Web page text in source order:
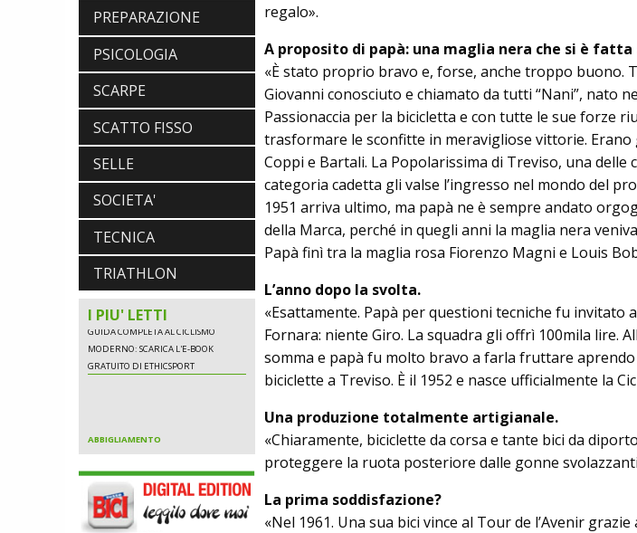
PREPARAZIONE
PSICOLOGIA
SCARPE
SCATTO FISSO
SELLE
SOCIETA'
TECNICA
TRIATHLON
I PIU' LETTI
NALINI. APPUNTAMENTO A IBF PER
CON AIRBAG INTEGRATO
BICICLETTE
LOOK. LA NUOVA 785 HUEZ RS,
LEGGEREZZA ASSOLUTA E CARATTERE
PER DOMINARE LE VETTE PIU' DURE
POLINI E-P3+ CAMPIONE DEL MONDO
MORETTINI E FILIPPO COLARUSSO
ALIMENTAZIONE
GUIDA COMPLETA AL CICLISMO
MODERNO: SCARICA L'E-BOOK
GRATUITO DI ETHICSPORT
SCOPRIRE IL PRIMO PANTALONCINO
CON AIRBAG INTEGRATO
BICICLETTE
LOOK. LA NUOVA 785 HUEZ RS,
LEGGEREZZA ASSOLUTA E CARATTERE
PER DOMINARE LE VETTE PIU' DURE
regalo».
A proposito di papà: una maglia nera che si è
«È stato proprio bravo e, forse, anche troppo buono.
Giovanni conosciuto e chiamato da tutti “Nani”, nato
Passionaccia per la bicicletta e con tutte le sue forze
trasformare le sconfitte in meravigliose vittorie.
Coppi e Bartali. La Popolarissima di Treviso, una delle
categoria cadetta gli valse l’ingresso nel mondo del
1951 arriva ultimo, ma papà ne è sempre andato
della Marca, perché in quegli anni la maglia nera
Papà finì tra la maglia rosa Fiorenzo Magni e Louis
L’anno dopo la svolta.
«Esattamente. Papà per questioni tecniche fu invitato
Fornara: niente Giro. La squadra gli offrì 100mila lire.
somma e papà fu molto bravo a farla fruttare
biciclette a Treviso. È il 1952 e nasce ufficialmente la
Una produzione totalmente artigianale.
«Chiaramente, biciclette da corsa e tan­te bici da
proteggere la ruota posteriore dalle gonne
La prima soddisfazione?
«Nel 1961. Una sua bici vince al Tour de l’Avenir